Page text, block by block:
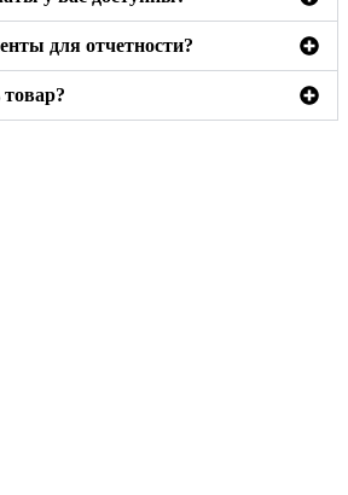
для отчетности?